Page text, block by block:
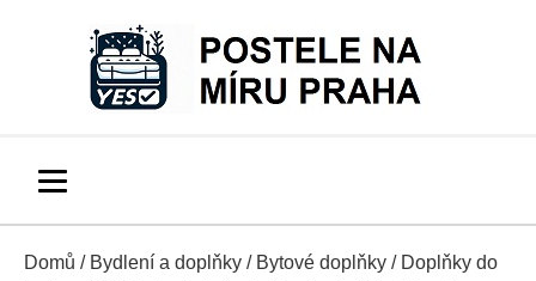
Domů / Bydlení a doplňky / Bytové doplňky / Doplňky do